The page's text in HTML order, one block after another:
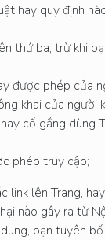
hay quy định
thứ ba, trừ khi
được phép của
khai của người
cố gắng
phép truy cập;
lên Trang,
nào gây ra từ
bạn tuyên